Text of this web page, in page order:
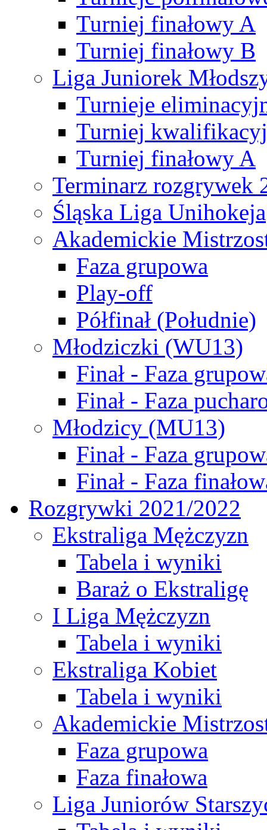
Turniej finałowy A
Turniej finałowy B
Liga Juniorek
Turnieje
Turniej
Turniej finałowy A
Terminarz rozgrywek
Śląska Liga Unihokeja
Akademickie
Faza grupowa
Play-off
Półfinał (Południe)
Młodziczki (WU13)
Finał - Faza
Finał - Faza
Młodzicy (MU13)
Finał - Faza
Finał - Faza
Rozgrywki 2021/2022
Ekstraliga Mężczyzn
Tabela i wyniki
Baraż o Ekstraligę
I Liga Mężczyzn
Tabela i wyniki
Ekstraliga Kobiet
Tabela i wyniki
Akademickie
Faza grupowa
Faza finałowa
Liga Juniorów